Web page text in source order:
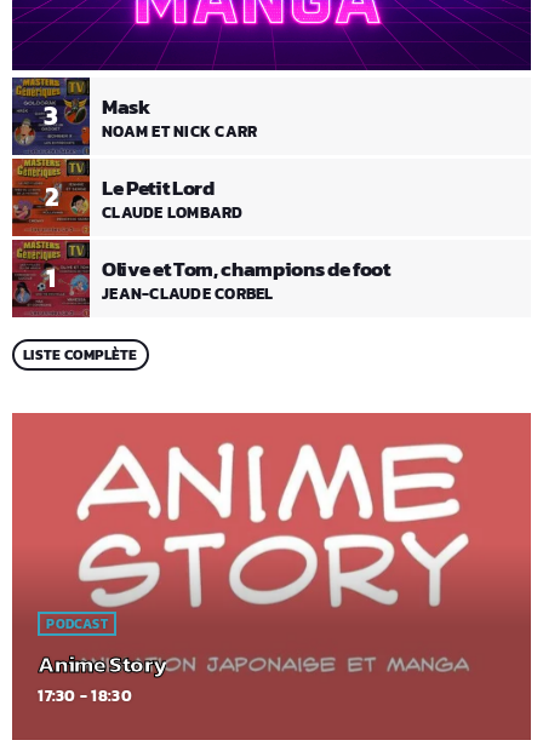
1 Olive et Tom, champions de foot
JEAN-CLAUDE CORBEL
2 Le Petit Lord
CLAUDE LOMBARD
3 Mask
NOAM ET NICK CARR
LISTE COMPLÈTE
PODCAST
Anime Story
17:30 - 18:30